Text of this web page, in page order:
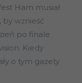
Ham musiał
by wznieść
po finale
Kiedy
o tym gazety